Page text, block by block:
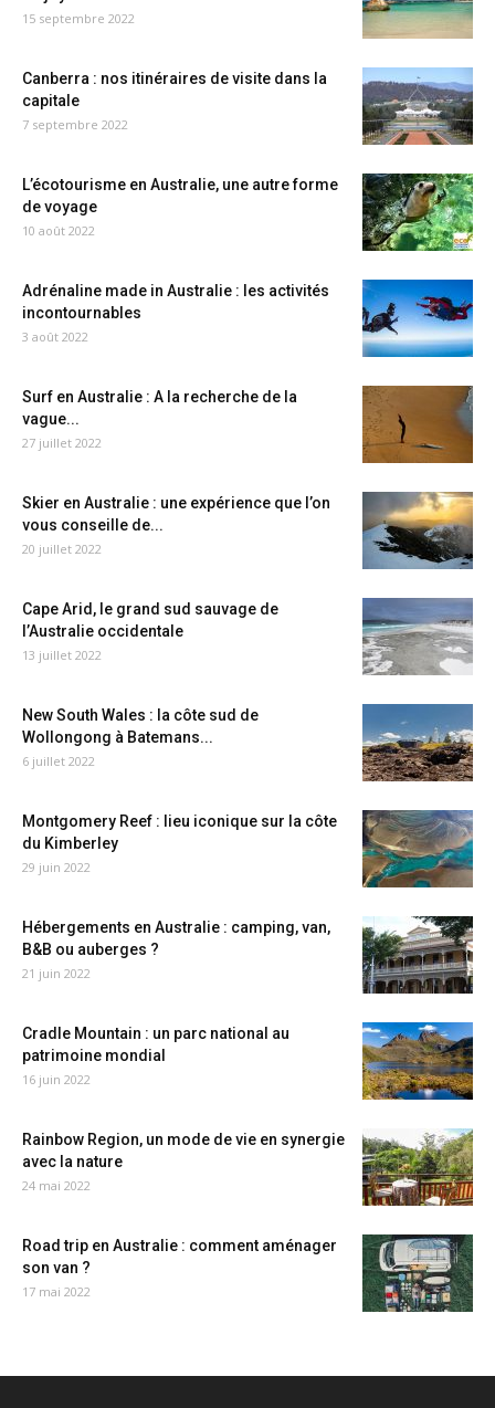
15 septembre 2022
Canberra : nos itinéraires de visite dans la
capitale
7 septembre 2022
L’écotourisme en Australie, une autre forme
de voyage
10 août 2022
Adrénaline made in Australie : les activités
incontournables
3 août 2022
Surf en Australie : A la recherche de la
vague...
27 juillet 2022
Skier en Australie : une expérience que l’on
vous conseille de...
20 juillet 2022
Cape Arid, le grand sud sauvage de
l’Australie occidentale
13 juillet 2022
New South Wales : la côte sud de
Wollongong à Batemans...
6 juillet 2022
Montgomery Reef : lieu iconique sur la côte
du Kimberley
29 juin 2022
Hébergements en Australie : camping, van,
B&B ou auberges ?
21 juin 2022
Cradle Mountain : un parc national au
patrimoine mondial
16 juin 2022
Rainbow Region, un mode de vie en synergie
avec la nature
24 mai 2022
Road trip en Australie : comment aménager
son van ?
17 mai 2022